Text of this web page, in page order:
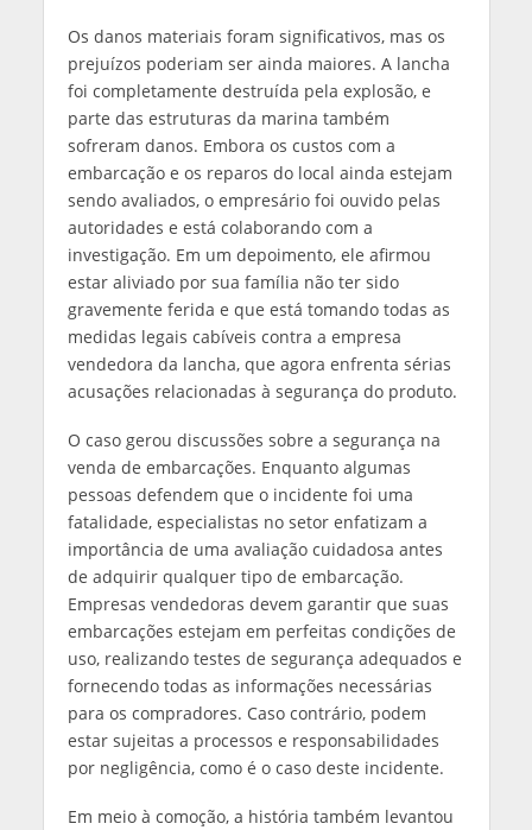
Os danos materiais foram significativos, mas os
prejuízos poderiam ser ainda maiores. A lancha
foi completamente destruída pela explosão, e
parte das estruturas da marina também
sofreram danos. Embora os custos com a
embarcação e os reparos do local ainda estejam
sendo avaliados, o empresário foi ouvido pelas
autoridades e está colaborando com a
investigação. Em um depoimento, ele afirmou
estar aliviado por sua família não ter sido
gravemente ferida e que está tomando todas as
medidas legais cabíveis contra a empresa
vendedora da lancha, que agora enfrenta sérias
acusações relacionadas à segurança do produto.
O caso gerou discussões sobre a segurança na
venda de embarcações. Enquanto algumas
pessoas defendem que o incidente foi uma
fatalidade, especialistas no setor enfatizam a
importância de uma avaliação cuidadosa antes
de adquirir qualquer tipo de embarcação.
Empresas vendedoras devem garantir que suas
embarcações estejam em perfeitas condições de
uso, realizando testes de segurança adequados e
fornecendo todas as informações necessárias
para os compradores. Caso contrário, podem
estar sujeitas a processos e responsabilidades
por negligência, como é o caso deste incidente.
Em meio à comoção, a história também levantou